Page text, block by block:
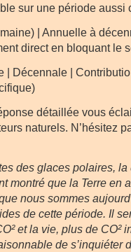
sur une période aussi
| Annuelle à
direct en bloquant le
| Décennale |
détaillée vous
naturels. N’hésitez
des glaces polaires,
montré que la Terre en
nous sommes
de cette période. Il
et la vie, plus de CO²
de s’inquiéter